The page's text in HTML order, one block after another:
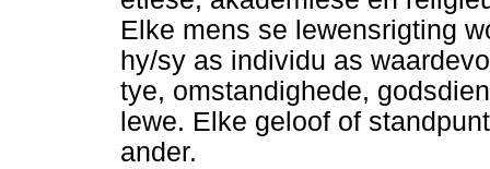
Elke mens se lewensrigting
hy/sy as individu as
tye, omstandighede,
lewe. Elke geloof of
ander.